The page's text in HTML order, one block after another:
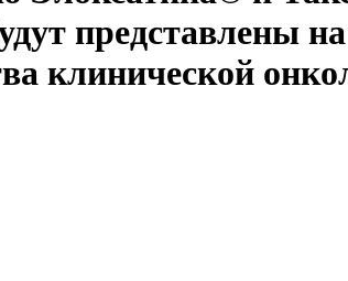
представлены
клинической